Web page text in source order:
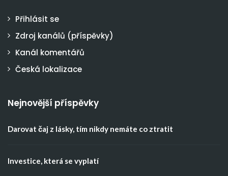
Přihlásit se
Zdroj kanálů (příspěvky)
Kanál komentářů
Česká lokalizace
Nejnovější příspěvky
Darovat čaj z lásky, tím nikdy nemáte co ztratit
Investice, která se vyplatí